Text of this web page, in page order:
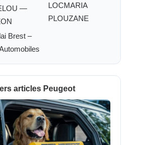
—
Brest –
LOCMARIA
PLOUZANE
articles Peugeot